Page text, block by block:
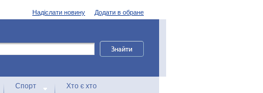
Додати в обране
Надіслати новину
Спорт Хто є хто